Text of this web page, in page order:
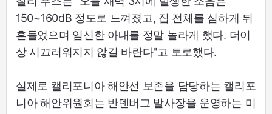
150~160dB 정도로 느껴졌고, 집 전체를 심하게 뒤
흔들었으며 임신한 아내를 정말 놀라게 했다. 더이
상 시끄러워지지 않길 바란다"고 토로했다.
실제로 캘리포니아 해안선 보존을 담당하는 캘리포
니아 해안위원회는 반덴버그 발사장을 운영하는 미